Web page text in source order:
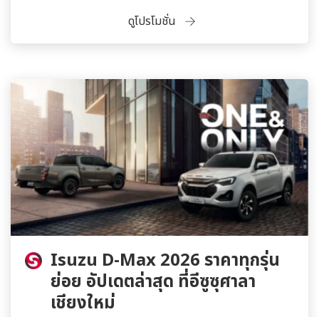
ดูโปรโมชั่น
Isuzu D-Max 2026 ราคาทุกรุ่น
ย่อย อัปเดตล่าสุด ที่อีซูซุศาลา
เชียงใหม่